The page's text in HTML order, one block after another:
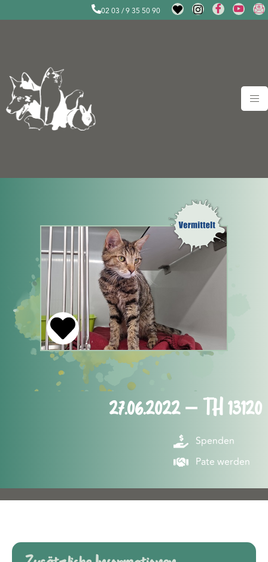
02 03 / 9 35 50 90
27.06.2022 – TH 13120
Spenden
Pate werden